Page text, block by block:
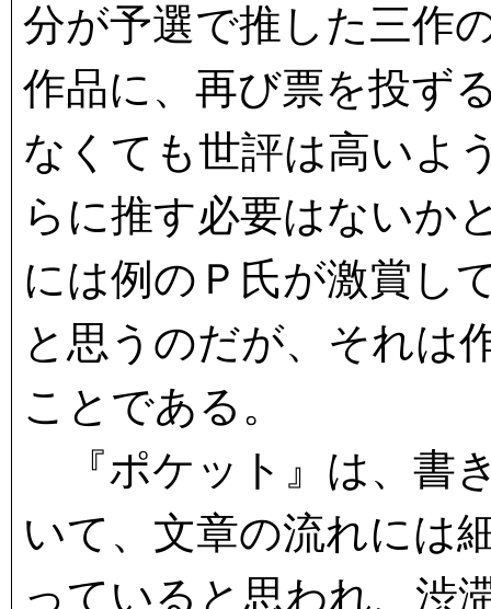
分が予選で推した三作
作品に、再び票を投ず
なくても世評は高いよ
らに推す必要はないか
には例のＰ氏が激賞し
と思うのだが、それは
ことである。
『ポケット』は、書
いて、文章の流れには
っていると思われ、渋